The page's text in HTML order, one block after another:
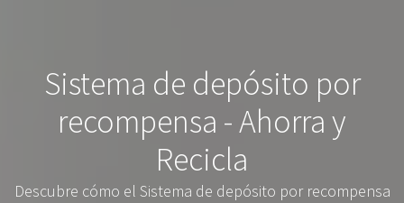
Sistema de depósito por
recompensa - Ahorra y
Recicla
Descubre cómo el Sistema de depósito por recompensa